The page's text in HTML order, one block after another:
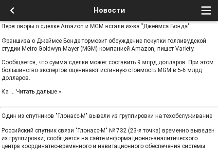
Новости
Переговоры о сделке Amazon и MGM встали из-за "Джеймса Бонда"
Франшиза о Джеймсе Бонде тормозит обсуждение покупки голливудской
студии Metro-Goldwyn-Mayer (MGM) компанией Amazon, пишет Variety.
Сообщается, что сумма сделки может составить 9 млрд долларов. При этом
большинство экспертов оценивают истинную стоимость MGM в 5-6 млрд
долларов.
Ка ... Читать дальше »
Один из спутников "Глонасс-М" вывели из группировки на техобслуживание
Российский спутник связи "Глонасс-М" № 732 (23-я точка) временно выведен
из группировки, сообщается на сайте информационно-аналитического
центра координатно-временного и навигационного обеспечения системы